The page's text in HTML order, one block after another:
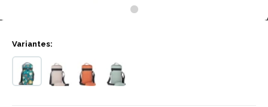
Variantes: